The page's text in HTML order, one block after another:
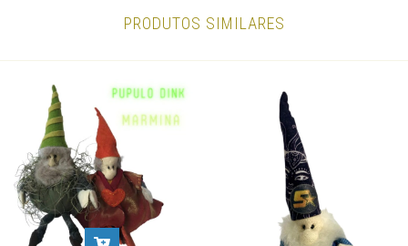
PRODUTOS SIMILARES